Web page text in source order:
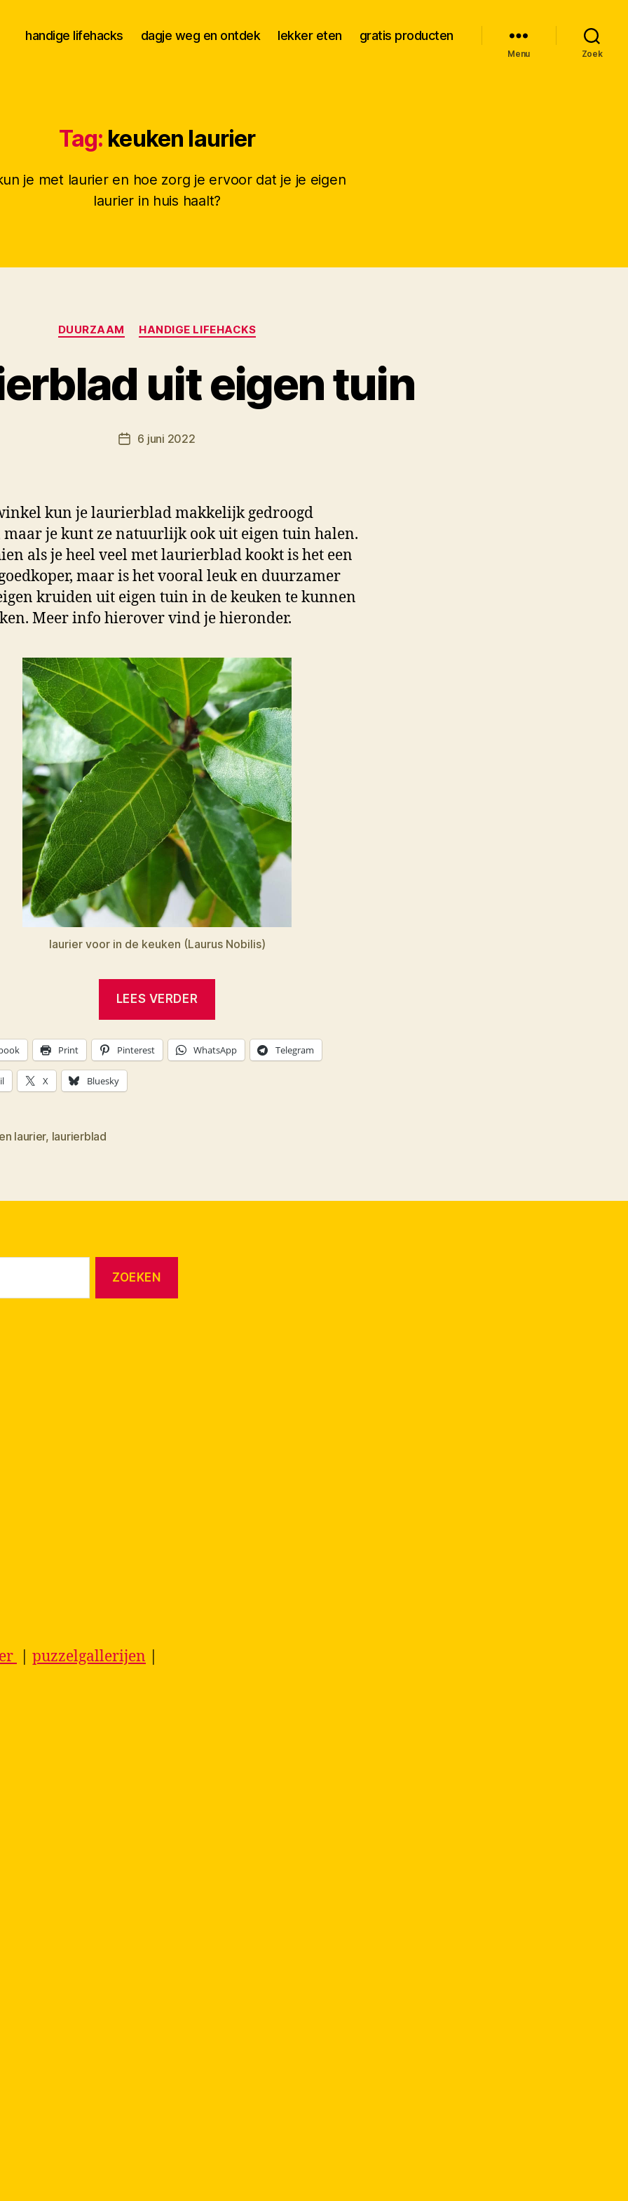
handige lifehacks dagje weg en ontdek lekker eten gratis producten
Menu Zoek
Tag: keuken laurier
je met laurier en hoe zorg je ervoor dat je je eigen
laurier in huis haalt?
Categorieën
DUURZAAM HANDIGE LIFEHACKS
uit eigen tuin
Berichtauteur
r
Berichtdatum
6 juni 2022
kun je laurierblad makkelijk gedroogd
maar je kunt ze natuurlijk ook uit eigen tuin halen.
als je heel veel met laurierblad kookt is het een
maar is het vooral leuk en duurzamer
kruiden uit eigen tuin in de keuken te kunnen
Meer info hierover vind je hieronder.
laurier voor in de keuken (Laurus Nobilis)
LEES VERDER
tuin”
Print Pinterest WhatsApp Telegram
X Bluesky
laurier, laurierblad
puzzelgallerijen